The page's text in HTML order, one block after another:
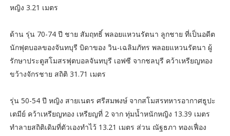
หญิง 3.21 เมตร
ด้าน รุ่น 70-74 ปี ชาย สัมฤทธิ์ พลอยแหวนรัตนา ลูกชาย ที่เป็นอดีต
นักฟุตบอลของจันทบุรี บิดาของ วิน-เฉลิมภัทร พลอยแหวนรัตนา ผู้
รักษาประตูสโมสรฟุตบอลจันทบุรี เอฟซี จากชลบุรี คว้าเหรียญทอง
ขว้างจักรชาย สถิติ 31.71 เมตร
รุ่น 50-54 ปี หญิง สายเนตร ศรีสมพงษ์ จากสโมสรทหารอากาศธูปะ
เตมีย์ คว้าเหรียญทอง เหรียญที่ 2 จาก ทุ่มน้ำหนักหญิง 13.39 เมตร
ทำลายสถิติเดิมที่ตัวเองทำไว้ 13.21 เมตร ส่วน ณัฐธภา ทองเฟื่อง